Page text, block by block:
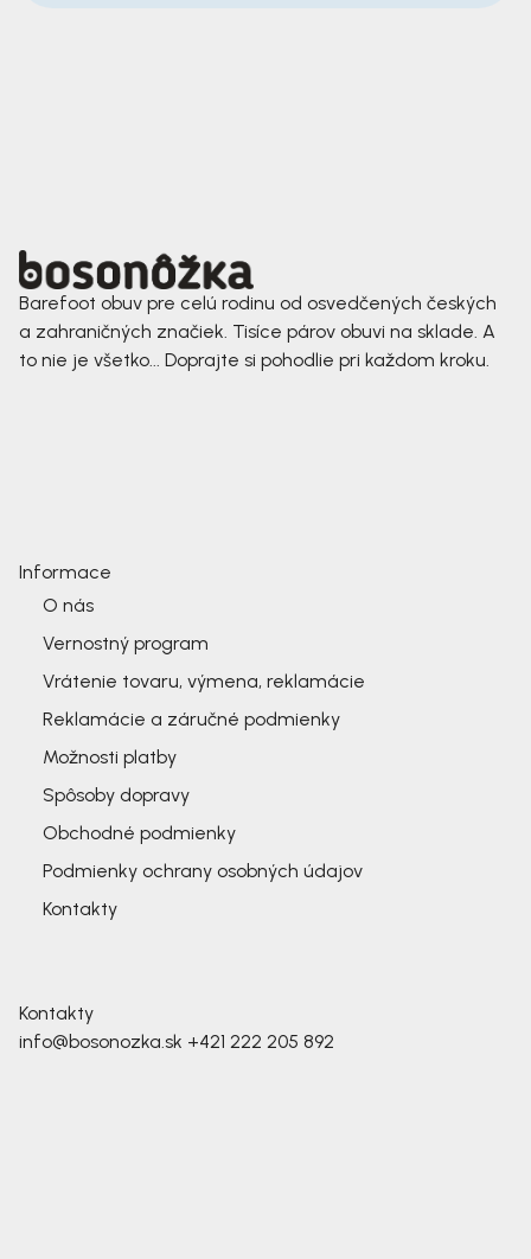
Barefoot obuv pre celú rodinu od osvedčených českých
a zahraničných značiek. Tisíce párov obuvi na sklade. A
to nie je všetko... Doprajte si pohodlie pri každom kroku.
Informace
O nás
Vernostný program
Vrátenie tovaru, výmena, reklamácie
Reklamácie a záručné podmienky
Možnosti platby
Spôsoby dopravy
Obchodné podmienky
Podmienky ochrany osobných údajov
Kontakty
Kontakty
info@bosonozka.sk +421 222 205 892